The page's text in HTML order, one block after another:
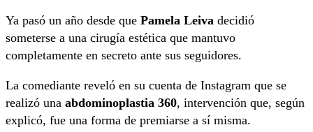
Ya pasó un año desde que Pamela Leiva decidió
someterse a una cirugía estética que mantuvo
completamente en secreto ante sus seguidores.
La comediante reveló en su cuenta de Instagram que se
realizó una abdominoplastia 360, intervención que, según
explicó, fue una forma de premiarse a sí misma.